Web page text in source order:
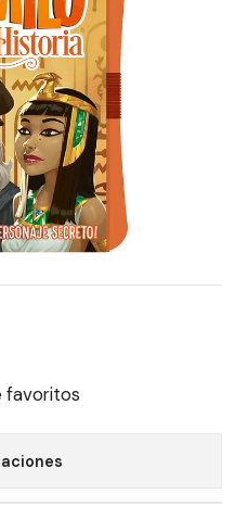
favoritos